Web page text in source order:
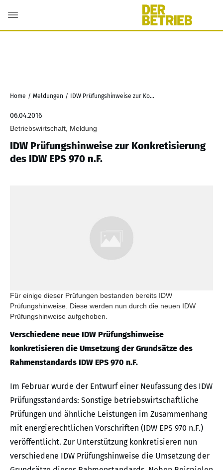
Home / Meldungen / IDW Prüfungshinweise zur Konkretisierung des IDW EPS 970 n.F.
06.04.2016
Betriebswirtschaft, Meldung
IDW Prüfungshinweise zur Konkretisierung
des IDW EPS 970 n.F.
Für einige dieser Prüfungen bestanden bereits IDW
Prüfungshinweise. Diese werden nun durch die neuen IDW
Prüfungshinweise aufgehoben.
Verschiedene neue IDW Prüfungshinweise
konkretisieren die Umsetzung der Grundsätze des
Rahmenstandards IDW EPS 970 n.F.
Im Februar wurde der Entwurf einer Neufassung des IDW
Prüfungsstandards: Sonstige betriebswirtschaftliche
Prüfungen und ähnliche Leistungen im Zusammenhang
mit energierechtlichen Vorschriften (IDW EPS 970 n.F.)
veröffentlicht. Zur Unterstützung konkretisieren nun
verschiedene IDW Prüfungshinweise die Umsetzung der